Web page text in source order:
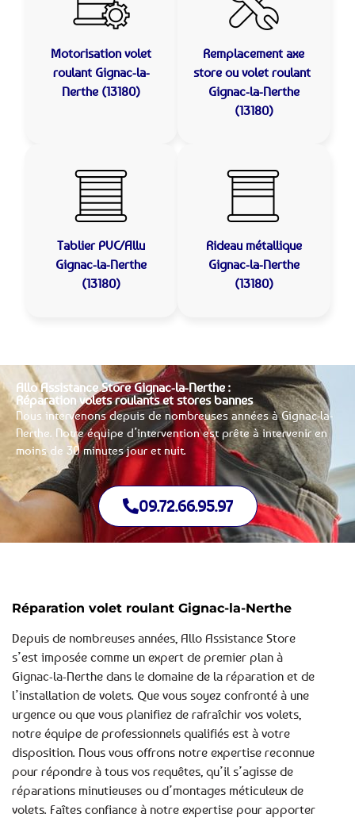
Motorisation volet
roulant Gignac-la-
Nerthe (13180)
Remplacement axe
store ou volet roulant
Gignac-la-Nerthe
(13180)
Tablier PVC/Allu
Gignac-la-Nerthe
(13180)
Rideau métallique
Gignac-la-Nerthe
(13180)
Allo Assistance Store Gignac-la-Nerthe :
Réparation volets roulants et stores bannes
Nous intervenons depuis de nombreuses années à Gignac-la-
Nerthe. Notre équipe d’intervention est prête à intervenir en
moins de 30 minutes jour et nuit.
09.72.66.95.97
Réparation volet roulant Gignac-la-Nerthe
Depuis de nombreuses années, Allo Assistance Store
s’est imposée comme un expert de premier plan à
Gignac-la-Nerthe dans le domaine de la réparation et de
l’installation de volets. Que vous soyez confronté à une
urgence ou que vous planifiez de rafraîchir vos volets,
notre équipe de professionnels qualifiés est à votre
disposition. Nous vous offrons notre expertise reconnue
pour répondre à tous vos requêtes, qu’il s’agisse de
réparations minutieuses ou d’montages méticuleux de
volets. Faîtes confiance à notre expertise pour apporter